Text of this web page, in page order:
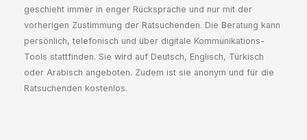
geschieht immer in enger Rücksprache und nur mit der
vorherigen Zustimmung der Ratsuchenden. Die Beratung kann
persönlich, telefonisch und über digitale Kommunikations-
Tools stattfinden. Sie wird auf Deutsch, Englisch, Türkisch
oder Arabisch angeboten. Zudem ist sie anonym und für die
Ratsuchenden kostenlos.